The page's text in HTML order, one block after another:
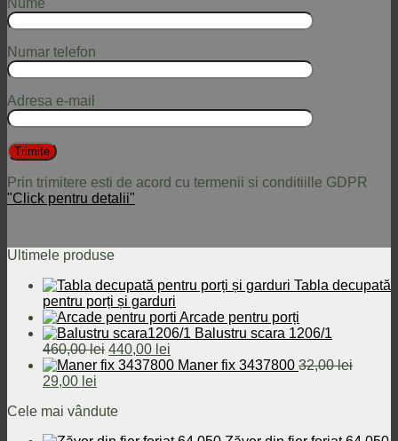
Nume
Numar telefon
Adresa e-mail
Prin trimitere esti de acord cu termenii si conditiille GDPR
"Click pentru detalii"
Ultimele produse
Tabla decupată
pentru porți și garduri
Arcade pentru porți
Balustru scara 1206/1
460,00lei Prețul
inițial
460,00 lei.
440,00 lei
curent
Maner fix 3437800 32,00lei
Prețul
a
29,00 lei
este:
Cele mai vândute